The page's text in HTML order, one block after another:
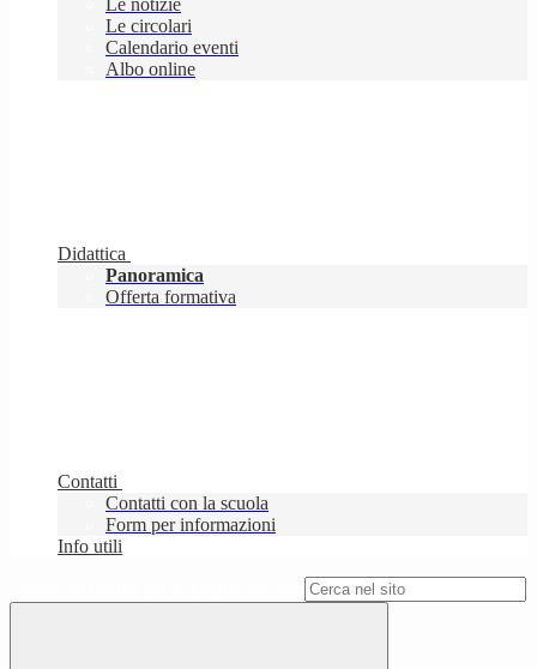
Le notizie
Le circolari
Calendario eventi
Albo online
Didattica
Panoramica
Offerta formativa
Contatti
Contatti con la scuola
Form per informazioni
Info utili